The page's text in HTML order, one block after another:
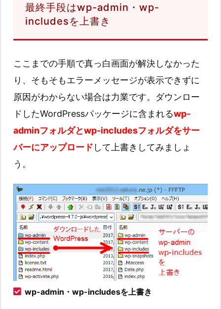
最終手段はwp-admin・wp-
includesを上書き
ここまでの手順で真っ白画面が解決しなかった
り、そもそもエラーメッセージが表示できずに
原因がわからない場合は力業です。ダウンロー
ドしたWordPressパッケージに含まれるwp-
adminフォルダとwp-includesフォルダをサー
バーにアップロード して上書きしてみましょ
う。
wp-admin・wp-includesを上書き